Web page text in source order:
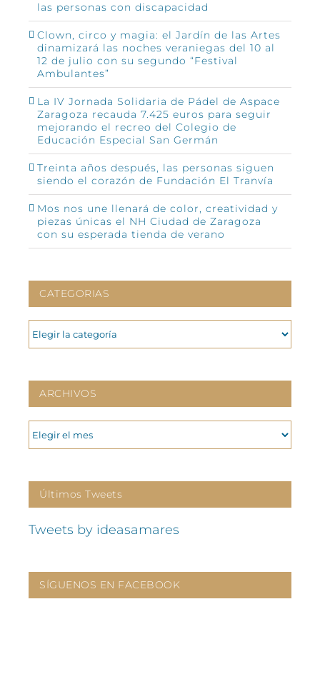
las personas con discapacidad
Clown, circo y magia: el Jardín de las Artes
dinamizará las noches veraniegas del 10 al
12 de julio con su segundo “Festival
Ambulantes”
La IV Jornada Solidaria de Pádel de Aspace
Zaragoza recauda 7.425 euros para seguir
mejorando el recreo del Colegio de
Educación Especial San Germán
Treinta años después, las personas siguen
siendo el corazón de Fundación El Tranvía
Mos nos une llenará de color, creatividad y
piezas únicas el NH Ciudad de Zaragoza
con su esperada tienda de verano
CATEGORIAS
CATEGORIAS
ARCHIVOS
ARCHIVOS
Últimos Tweets
Tweets by ideasamares
SÍGUENOS EN FACEBOOK